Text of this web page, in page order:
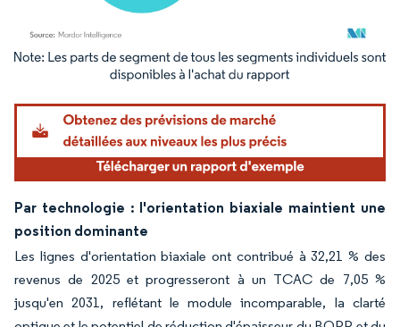
Image © Mordor Intelligence. La réutilisation nécessite une attribution sous CC BY
Par technologie : l'orientation biaxiale maintient une
position dominante
Les lignes d'orientation biaxiale ont contribué à 32,21 % des
revenus de 2025 et progresseront à un TCAC de 7,05 %
jusqu'en 2031, reflétant le module incomparable, la clarté